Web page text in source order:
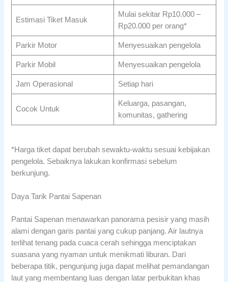
Estimasi Tiket Masuk
Mulai sekitar Rp10.000 –
Rp20.000 per orang*
Parkir Motor Menyesuaikan pengelola
Parkir Mobil Menyesuaikan pengelola
Jam Operasional Setiap hari
Cocok Untuk
Keluarga, pasangan,
komunitas, gathering
*Harga tiket dapat berubah sewaktu-waktu sesuai kebijakan
pengelola. Sebaiknya lakukan konfirmasi sebelum
berkunjung.
Daya Tarik Pantai Sapenan
Pantai Sapenan menawarkan panorama pesisir yang masih
alami dengan garis pantai yang cukup panjang. Air lautnya
terlihat tenang pada cuaca cerah sehingga menciptakan
suasana yang nyaman untuk menikmati liburan. Dari
beberapa titik, pengunjung juga dapat melihat pemandangan
laut yang membentang luas dengan latar perbukitan khas